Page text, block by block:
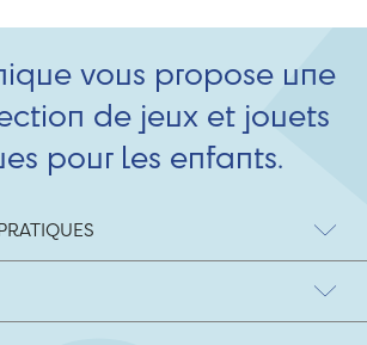
vous propose une
de jeux et jouets
pour les enfants.